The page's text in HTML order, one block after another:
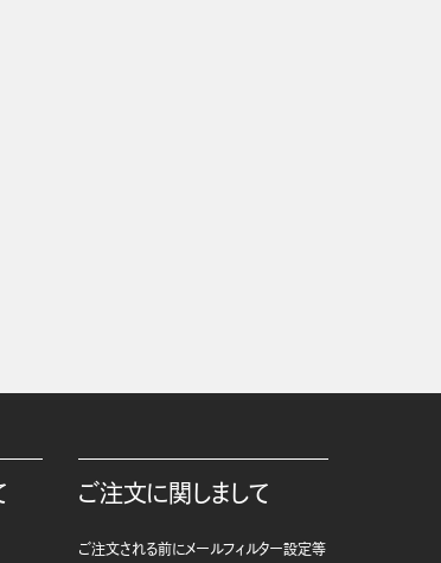
ご注文に関しまして
ご注文される前にメールフィルター設定等